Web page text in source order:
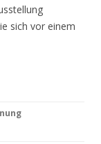
sich vor einem